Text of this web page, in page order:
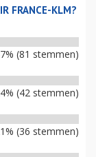
FRANCE-KLM?
(81 stemmen)
(42 stemmen)
(36 stemmen)